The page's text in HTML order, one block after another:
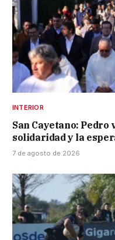
INTERIOR
San Cayetano:
solidaridad y la
7 de agosto de 2026